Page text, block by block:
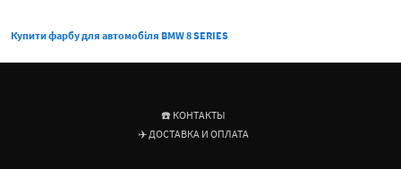
Купити фарбу для автомобіля BMW 8 SERIES
☎️ КОНТАКТЫ
✈️ ДОСТАВКА И ОПЛАТА